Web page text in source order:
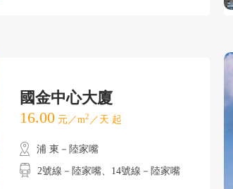
國金中心大廈
16.00 元／m2 ／天 起
浦 東－陸家嘴
2號線－陸家嘴、14號線－陸家嘴